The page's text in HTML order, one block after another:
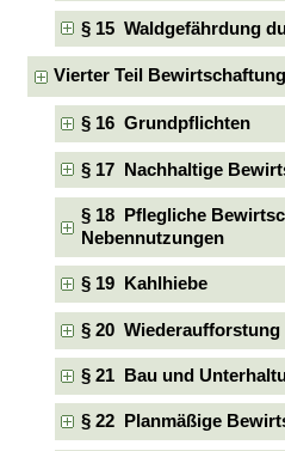
§ 15 Waldgefährdung
Vierter Teil
§ 16 Grundpflichten
§ 17 Nachhaltige
§ 18 Pflegliche
Nebennutzungen
§ 19 Kahlhiebe
§ 20 Wiederaufforstung
§ 21 Bau und
§ 22 Planmäßige